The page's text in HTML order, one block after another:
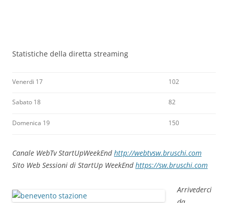
Statistiche della diretta streaming
Venerdi 17 102
Sabato 18 82
Domenica 19 150
Canale WebTv StartUpWeekEndhttp://webtvsw.bruschi.com
Sito Web Sessioni di StartUp WeekEndhttps://sw.bruschi.com
Arrivederci